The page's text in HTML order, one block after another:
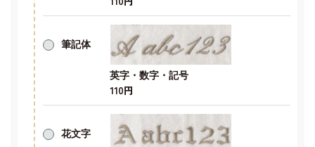
筆記体
英字・数字・記号
110円
花文字